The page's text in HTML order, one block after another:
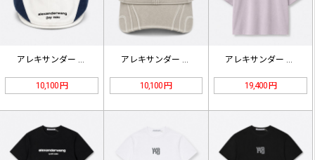
アレキサンダー ワン ロゴ キャスケ…
10,100 円
アレキサンダー ワン ウォッシュド …
10,100 円
アレキサンダー ワン ロゴ ティーシ…
19,400 円